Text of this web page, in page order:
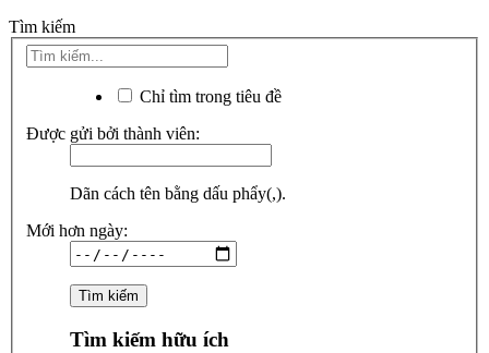
Tìm kiếm
Chỉ tìm trong tiêu đề
Được gửi bởi thành viên:
Dãn cách tên bằng dấu phẩy(,).
Mới hơn ngày:
Tìm kiếm hữu ích